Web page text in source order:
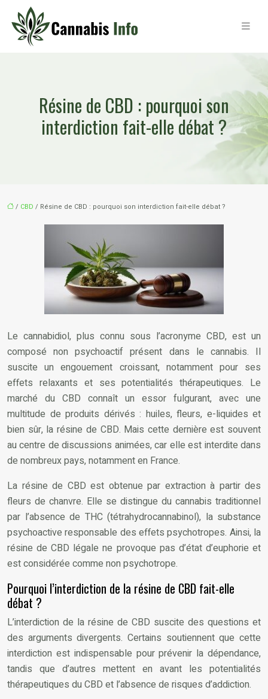
Résine de CBD : pourquoi son
interdiction fait-elle débat ?
/ CBD / Résine de CBD : pourquoi son interdiction fait-elle débat ?
Le cannabidiol, plus connu sous l’acronyme CBD, est un
composé non psychoactif présent dans le cannabis. Il
suscite un engouement croissant, notamment pour ses
effets relaxants et ses potentialités thérapeutiques. Le
marché du CBD connaît un essor fulgurant, avec une
multitude de produits dérivés : huiles, fleurs, e-liquides et
bien sûr, la résine de CBD. Mais cette dernière est souvent
au centre de discussions animées, car elle est interdite dans
de nombreux pays, notamment en France.
La résine de CBD est obtenue par extraction à partir des
fleurs de chanvre. Elle se distingue du cannabis traditionnel
par l’absence de THC (tétrahydrocannabinol), la substance
psychoactive responsable des effets psychotropes. Ainsi, la
résine de CBD légale ne provoque pas d’état d’euphorie et
est considérée comme non psychotrope.
Pourquoi l’interdiction de la résine de CBD fait-elle
débat ?
L’interdiction de la résine de CBD suscite des questions et
des arguments divergents. Certains soutiennent que cette
interdiction est indispensable pour prévenir la dépendance,
tandis que d’autres mettent en avant les potentialités
thérapeutiques du CBD et l’absence de risques d’addiction.